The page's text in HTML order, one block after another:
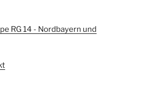
RG 14 - Nordbayern und